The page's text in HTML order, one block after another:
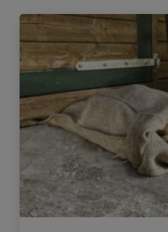
Zurück